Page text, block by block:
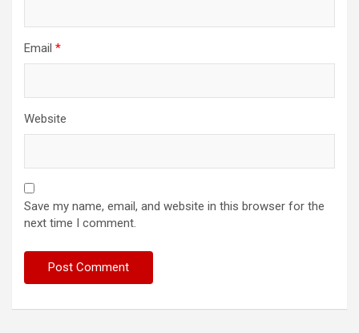
Email *
Website
Save my name, email, and website in this browser for the
next time I comment.